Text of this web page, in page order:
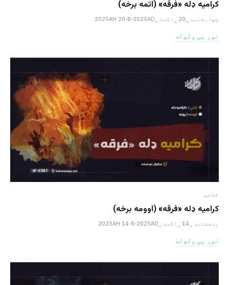
کرامیه ډله «فرقه» (اتمه برخه)
چهارشنبه _20 _اگست _2025AH 20-8-2025AD
نور یی ولوله
فتنې
کرامیه ډله «فرقه» (اوومه برخه)
پنجشنبه _14 _اگست _2025AH 14-8-2025AD
نور یی ولوله